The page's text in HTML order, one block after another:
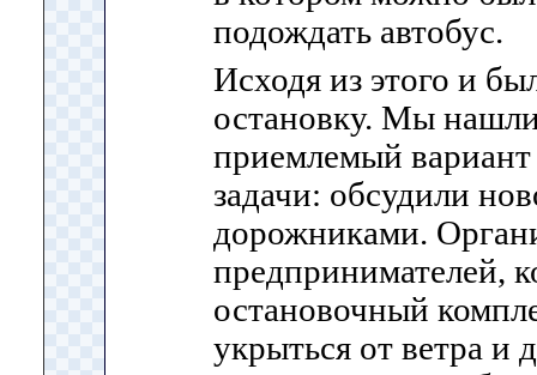
подождать автобус.
Исходя из этого и
остановку. Мы
приемлемый
задачи: обсудили
дорожниками.
предпринимателей,
остановочный
укрыться от ветра и